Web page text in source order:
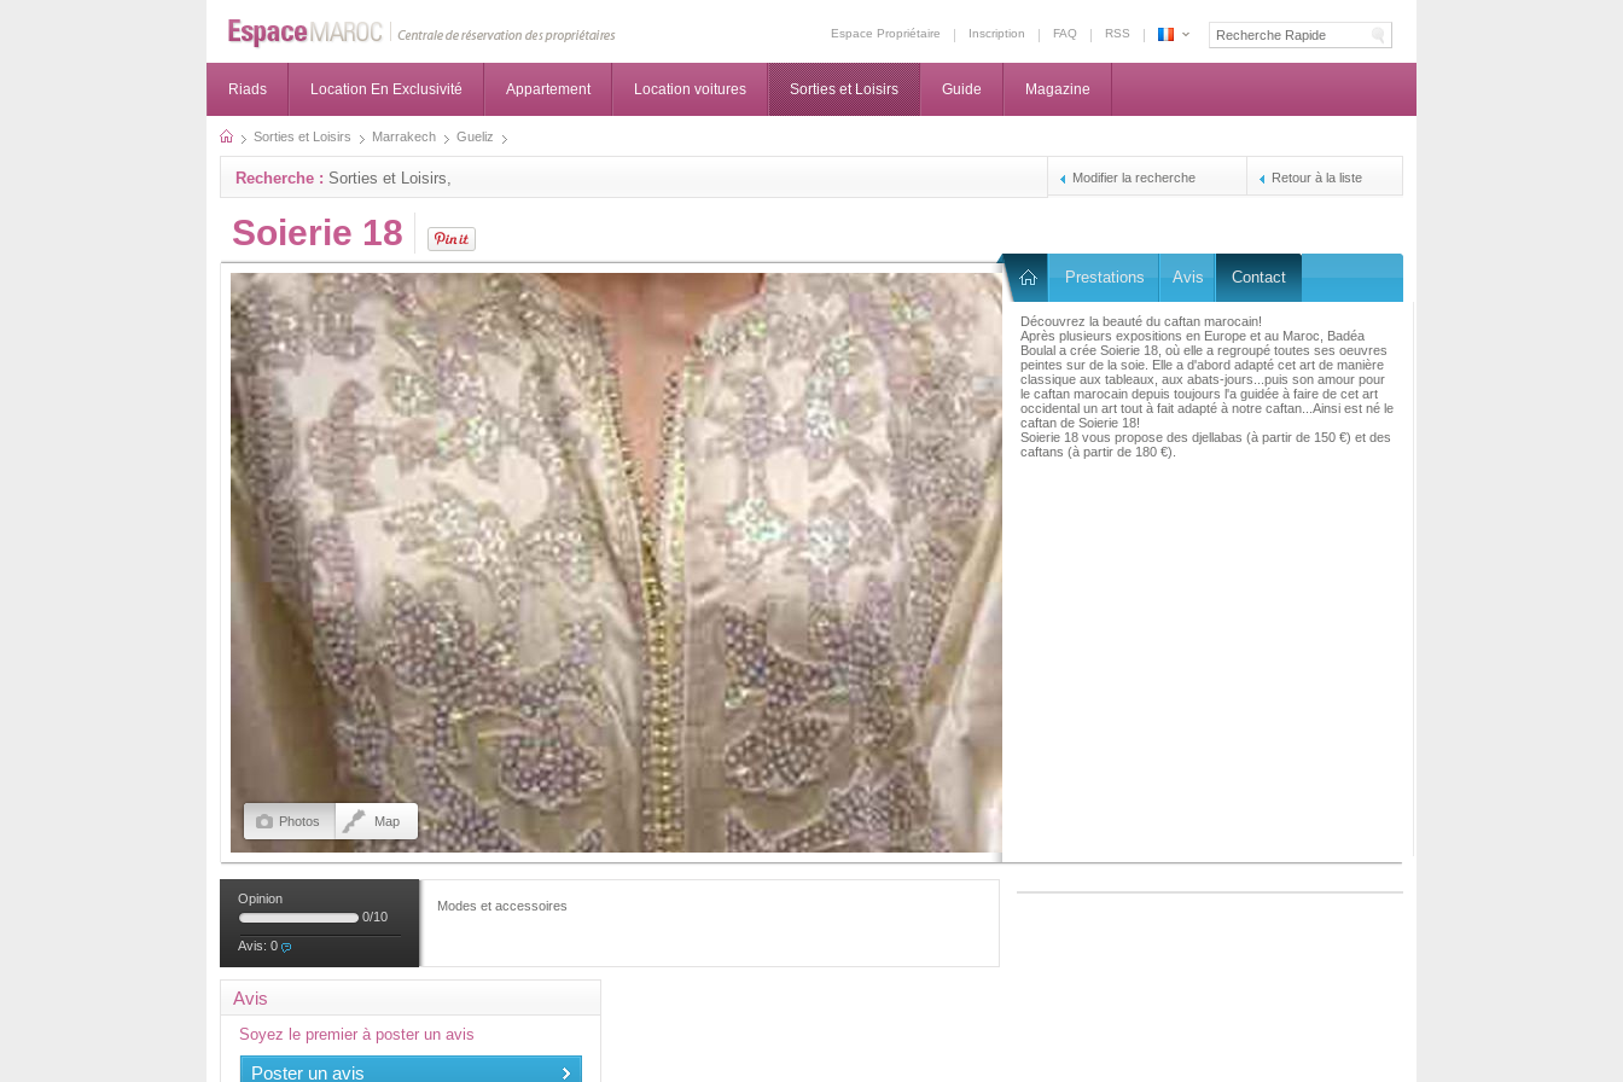
Espace Propriétaire Inscription FAQ
RSS
Riads Location En Exclusivité Appartement Location voitures Sorties et Loisirs Guide Magazine
Sorties et Loisirs Marrakech Gueliz
Recherche : Sorties et Loisirs, Modifier la recherche Retour à la liste
Soierie 18
Photos Map
Prestations Avis Contact
Découvrez la beauté du caftan marocain!
Après plusieurs expositions en Europe et au Maroc, Badéa
Boulal a crée Soierie 18, où elle a regroupé toutes ses oeuvres
peintes sur de la soie. Elle a d'abord adapté cet art de manière
classique aux tableaux, aux abats-jours...puis son amour pour
le caftan marocain depuis toujours l'a guidée à faire de cet art
occidental un art tout à fait adapté à notre caftan...Ainsi est né le
caftan de Soierie 18!
Soierie 18 vous propose des djellabas (à partir de 150 €) et des
caftans (à partir de 180 €).
Opinion
0/10
Avis: 0
Modes et accessoires
Avis
Soyez le premier à poster un avis
Poster un avis